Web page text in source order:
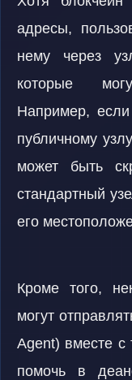
адресы,
нему через
которые
Например, если
публичному
может быть
стандартный
его
Кроме того,
могут
Agent) вместе с
помочь в